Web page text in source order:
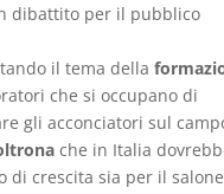
dibattito per il pubblico
il tema della
che si occupano di
gli acconciatori sul
che in Italia
di crescita sia per il